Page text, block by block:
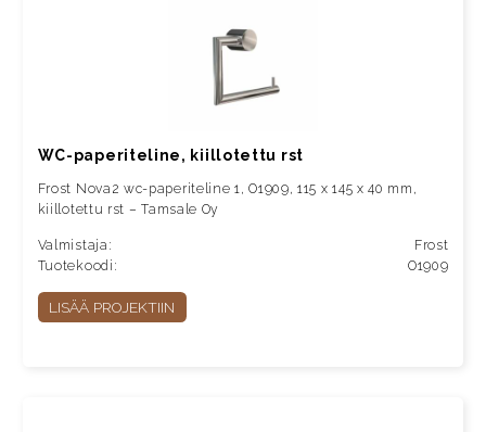
WC-paperiteline, kiillotettu rst
Frost Nova2 wc-paperiteline 1, O1909, 115 x 145 x 40 mm,
kiillotettu rst – Tamsale Oy
Valmistaja:
Frost
Tuotekoodi:
O1909
LISÄÄ PROJEKTIIN